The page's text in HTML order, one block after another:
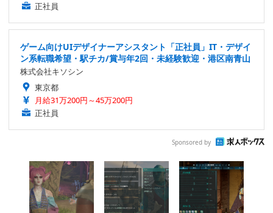
正社員
ゲーム向けUIデザイナーアシスタント「正社員」IT・デザイ
ン系転職希望・駅チカ/賞与年2回・未経験歓迎・港区南青山
株式会社キソシン
東京都
月給31万200円～45万200円
正社員
Sponsored by